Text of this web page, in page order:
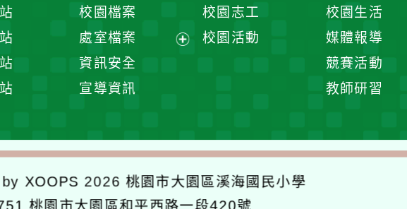
單
校園檔案
處室檔案
資訊安全
宣導資訊
校園志工
校園活動
校園生活
媒體報導
競賽活動
教師研習
XOOPS 2026桃園市大園區溪海國民小學
桃園市大園區和平西路一段420號